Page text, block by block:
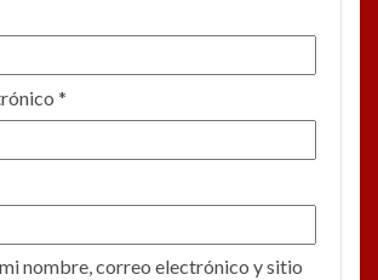
*
nombre, correo electrónico y sitio